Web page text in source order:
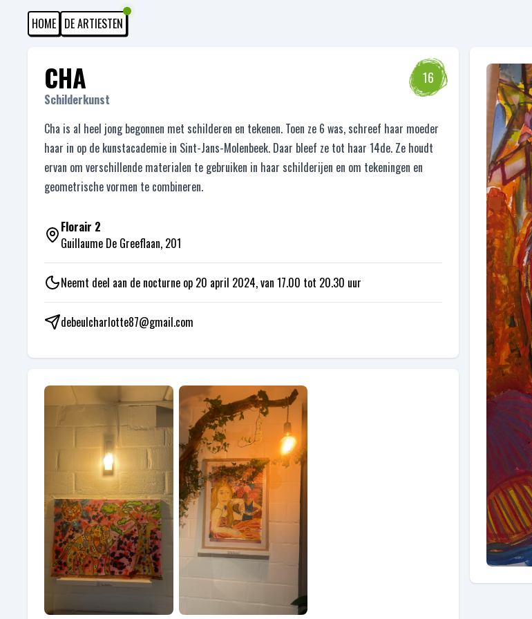
HOME DE ARTIESTEN
16
CHA
Schilderkunst
Cha is al heel jong begonnen met schilderen en tekenen. Toen ze 6 was, schreef haar moeder
haar in op de kunstacademie in Sint-Jans-Molenbeek. Daar bleef ze tot haar 14de. Ze houdt
ervan om verschillende materialen te gebruiken in haar schilderijen en om tekeningen en
geometrische vormen te combineren.
Florair 2
Guillaume De Greeflaan, 201
Neemt deel aan de nocturne op 20 april 2024, van 17.00 tot 20.30 uur
debeulcharlotte87@gmail.com